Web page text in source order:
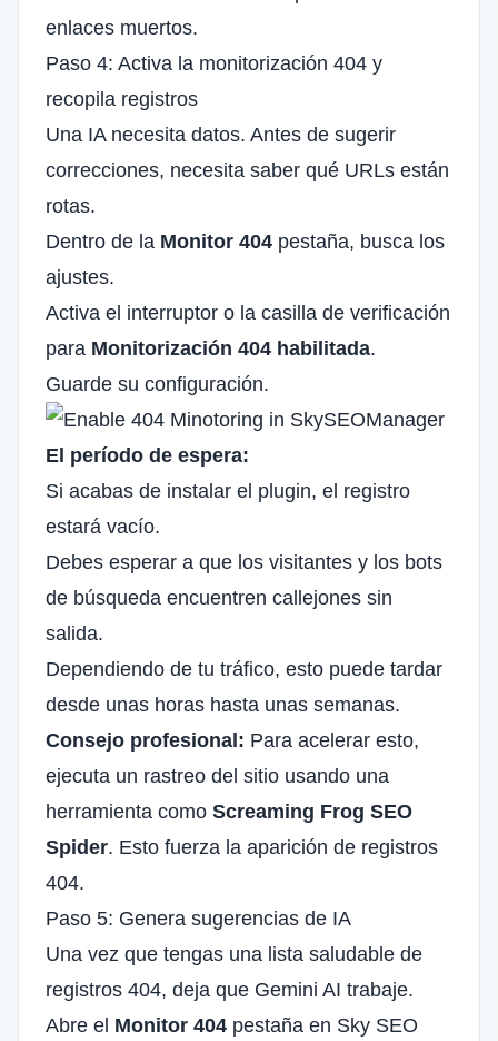
enlaces muertos.
Paso 4: Activa la monitorización 404 y
recopila registros
Una IA necesita datos. Antes de sugerir
correcciones, necesita saber qué URLs están
rotas.
Dentro de la Monitor 404 pestaña, busca los
ajustes.
Activa el interruptor o la casilla de verificación
para Monitorización 404 habilitada.
Guarde su configuración.
El período de espera:
Si acabas de instalar el plugin, el registro
estará vacío.
Debes esperar a que los visitantes y los bots
de búsqueda encuentren callejones sin
salida.
Dependiendo de tu tráfico, esto puede tardar
desde unas horas hasta unas semanas.
Consejo profesional: Para acelerar esto,
ejecuta un rastreo del sitio usando una
herramienta como Screaming Frog SEO
Spider. Esto fuerza la aparición de registros
404.
Paso 5: Genera sugerencias de IA
Una vez que tengas una lista saludable de
registros 404, deja que Gemini AI trabaje.
Abre el Monitor 404 pestaña en Sky SEO